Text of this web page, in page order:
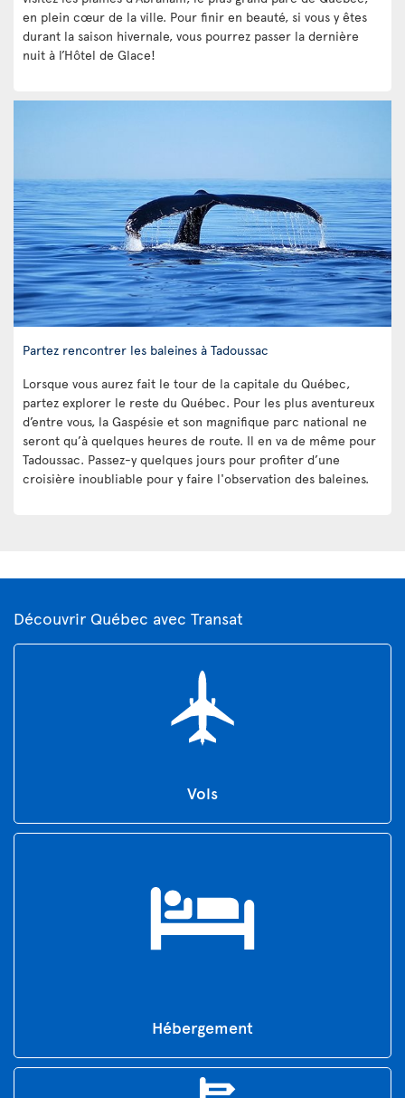
en plein cœur de la ville. Pour finir en beauté, si vous y êtes
durant la saison hivernale, vous pourrez passer la dernière
nuit à l’Hôtel de Glace!
Partez rencontrer les baleines à Tadoussac
Lorsque vous aurez fait le tour de la capitale du Québec,
partez explorer le reste du Québec. Pour les plus aventureux
d’entre vous, la Gaspésie et son magnifique parc national ne
seront qu’à quelques heures de route. Il en va de même pour
Tadoussac. Passez-y quelques jours pour profiter d’une
croisière inoubliable pour y faire l'observation des baleines.
Découvrir Québec avec Transat
Vols
Hébergement